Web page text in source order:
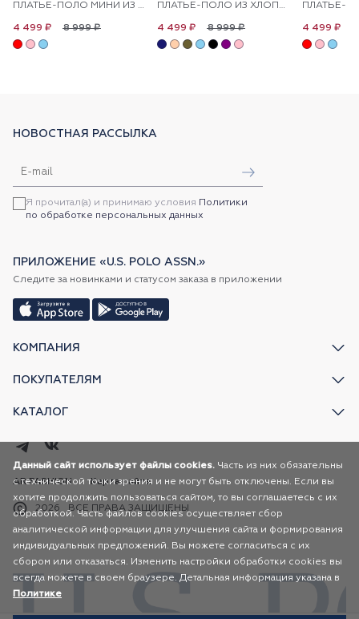
ПЛАТЬЕ-ПОЛО МИНИ ИЗ ХЛОПКА ПРЯМОЕ
8 999 ₽
4 499 ₽
ПЛАТЬЕ-ПОЛО ИЗ ХЛОПКА С КОНТРАСТНЫМ ЛОГОТИПОМ ПРИТАЛЕННОЕ
8 999 ₽
4 499 ₽ 4 499 ₽
КОМПАНИЯ
ПОКУПАТЕЛЯМ
КАТАЛОГ
НОВОСТНАЯ РАССЫЛКА
Я прочитал(а) и принимаю условия Политики
по обработке персональных данных
ПРИЛОЖЕНИЕ «U.S. POLO ASSN.»
Следите за новинками и статусом заказа в приложении
2026 ВСЕ ПРАВА ЗАЩИЩЕНЫ
AR FASHION Карта сайта
Данный сайт использует файлы cookies. Часть из них обязательны
с технической точки зрения и не могут быть отключены. Если вы
хотите продолжить пользоваться сайтом, то вы соглашаетесь с их
обработкой. Часть файлов cookies осуществляет сбор
аналитической информации для улучшения сайта и формирования
индивидуальных предложений. Вы можете согласиться с их
сбором или отказаться. Изменить настройки обработки cookies вы
всегда можете в своем браузере. Детальная информация указана в
Политике